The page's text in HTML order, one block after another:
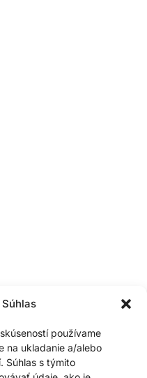
používame
na ukladanie a/alebo
Súhlas s týmito